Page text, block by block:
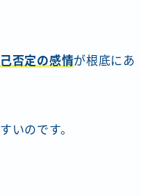
否定の感情が根底にあ
いのです。